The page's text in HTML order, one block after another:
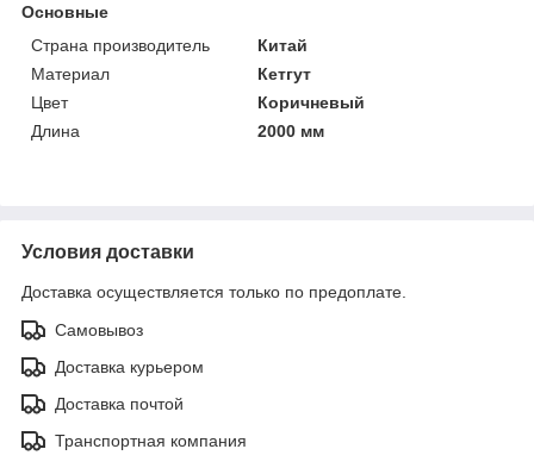
Основные
Страна производитель
Китай
Материал
Кетгут
Цвет
Коричневый
Длина
2000 мм
Условия доставки
Доставка осуществляется только по предоплате.
Самовывоз
Доставка курьером
Доставка почтой
Транспортная компания